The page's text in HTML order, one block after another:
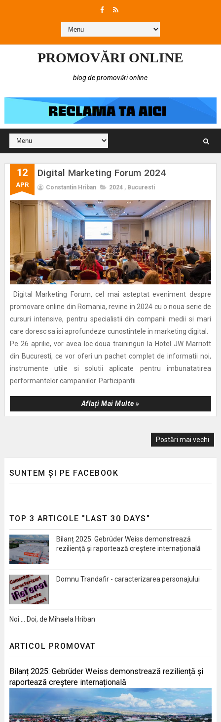
PROMOVĂRI ONLINE
blog de promovări online
12
APR
Digital Marketing Forum 2024
Constantin Hriban 2024 , Bucuresti
Digital Marketing Forum, cel mai asteptat eveniment despre
promovare online din Romania, revine in 2024 cu o noua serie de
cursuri intensive, pentru specialistii din companii medii si mari
care doresc sa isi aprofundeze cunostintele in marketing digital.
Pe 26 aprilie, vor avea loc doua traininguri la Hotel JW Marriott
din Bucuresti, ce vor oferi un pachet complet de informatii noi,
instrumente utile si solutii aplicate pentru imbunatatirea
performantelor campaniilor. Participantii...
Aflați Mai Multe »
Postări mai vechi
SUNTEM ȘI PE FACEBOOK
TOP 3 ARTICOLE "LAST 30 DAYS"
Bilanț 2025: Gebrüder Weiss demonstrează
reziliență și raportează creștere internațională
Domnu Trandafir - caracterizarea personajului
Noi … Doi, de Mihaela Hriban
ARTICOL PROMOVAT
Bilanț 2025: Gebrüder Weiss demonstrează reziliență și
raportează creștere internațională